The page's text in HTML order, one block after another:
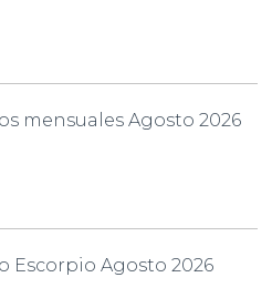
mensuales Agosto 2026
Escorpio Agosto 2026